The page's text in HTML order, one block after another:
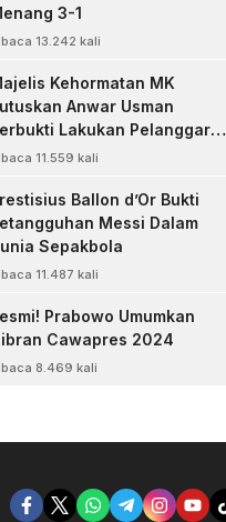
3-1
13.242 kali
Kehormatan MK
Anwar Usman
Lakukan Pelanggaran
Kode Etik dan
11.559 kali
Ballon d’Or Bukti
Messi Dalam
Sepakbola
11.487 kali
Prabowo Umumkan
Cawapres 2024
8.469 kali